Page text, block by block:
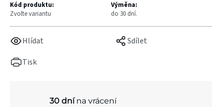
Tisk
Hlídat Sdílet
Kód produktu:
Zvolte variantu
Výměna:
do 30 dní.
30 dnína vrácení